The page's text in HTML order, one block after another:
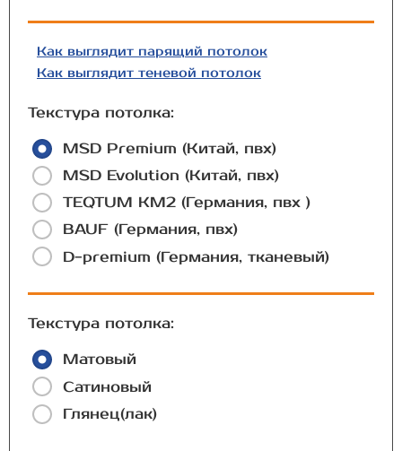
Как выглядит парящий потолок
Как выглядит теневой потолок
Текстура потолка:
MSD Premium (Китай, пвх)
MSD Evolution (Китай, пвх)
TEQTUM КМ2 (Германия, пвх )
BAUF (Германия, пвх)
D-premium (Германия, тканевый)
Текстура потолка:
Матовый
Сатиновый
Глянец(лак)